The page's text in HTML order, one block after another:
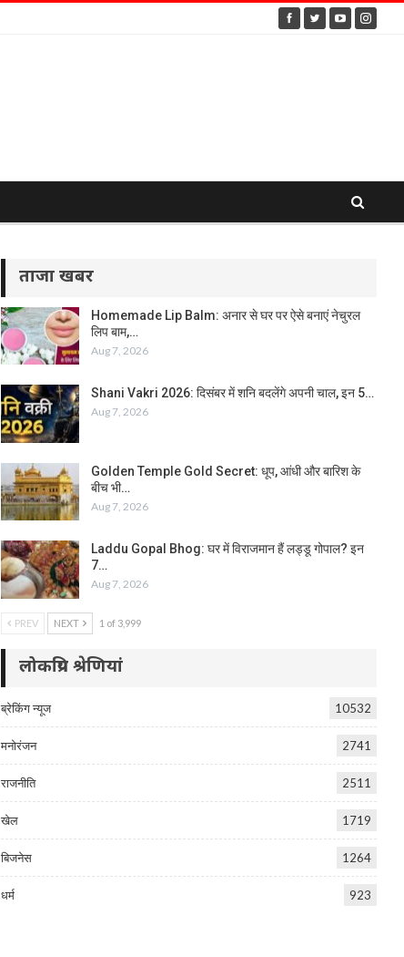
ताजा खबर
Homemade Lip Balm: अनार से घर पर ऐसे बनाएं नेचुरल
लिप बाम,…
Aug 7, 2026
Shani Vakri 2026: दिसंबर में शनि बदलेंगे अपनी चाल, इन 5…
Aug 7, 2026
Golden Temple Gold Secret: धूप, आंधी और बारिश के
बीच भी…
Aug 7, 2026
Laddu Gopal Bhog: घर में विराजमान हैं लड्डू गोपाल? इन
7…
Aug 7, 2026
PREV NEXT 1 of 3,999
लोकप्रिय श्रेणियां
ब्रेकिंग न्यूज 10532
मनोरंजन 2741
राजनीति 2511
खेल 1719
बिजनेस 1264
धर्म 923